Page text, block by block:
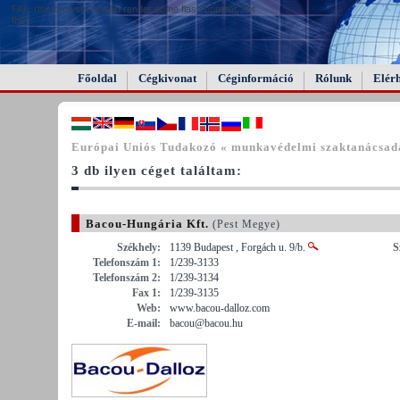
FAIL (the browser should render some flash content, not
this).
Főoldal Cégkivonat Céginformáció Rólunk
Európai Uniós Tudakozó « munkavédelmi
3 db ilyen céget találtam:
Bacou-Hungária Kft. (Pest Megye)
Székhely:
1139 Budapest , Forgách u. 9/b.
Telefonszám 1:
1/239-3133
Telefonszám 2:
1/239-3134
Fax 1:
1/239-3135
Web:
www.bacou-dalloz.com
E-mail:
bacou@bacou.hu